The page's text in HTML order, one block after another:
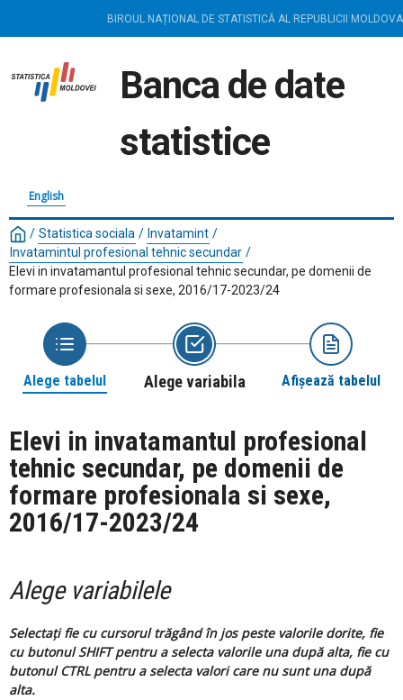
BIROUL NAȚIONAL DE STATISTICĂ AL REPUBLICII MOLDOVA
Banca de date
statistice
English
/ Statistica sociala / Invatamint /
Invatamintul profesional tehnic secundar /
Elevi in invatamantul profesional tehnic secundar, pe domenii de
formare profesionala si sexe, 2016/17-2023/24
Alege tabelul Alege variabila Afișează tabelul
Elevi in invatamantul profesional
tehnic secundar, pe domenii de
formare profesionala si sexe,
2016/17-2023/24
Alege variabilele
Selectați fie cu cursorul trăgând în jos peste valorile dorite, fie
cu butonul SHIFT pentru a selecta valorile una după alta, fie cu
butonul CTRL pentru a selecta valori care nu sunt una după
alta.